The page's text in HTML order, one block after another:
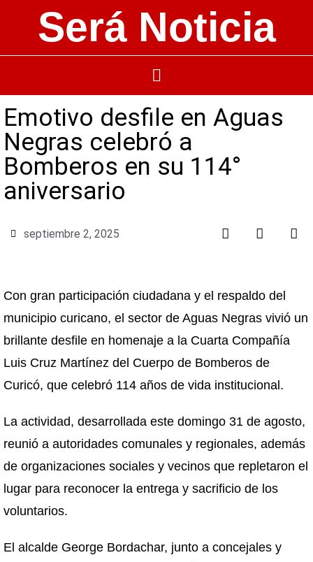
Será Noticia
Emotivo desfile en Aguas
Negras celebró a
Bomberos en su 114°
aniversario
septiembre 2, 2025
Con gran participación ciudadana y el respaldo del
municipio curicano, el sector de Aguas Negras vivió un
brillante desfile en homenaje a la Cuarta Compañía
Luis Cruz Martínez del Cuerpo de Bomberos de
Curicó, que celebró 114 años de vida institucional.
La actividad, desarrollada este domingo 31 de agosto,
reunió a autoridades comunales y regionales, además
de organizaciones sociales y vecinos que repletaron el
lugar para reconocer la entrega y sacrificio de los
voluntarios.
El alcalde George Bordachar, junto a concejales y